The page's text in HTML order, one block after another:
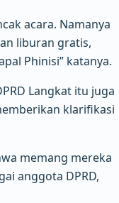
acara. Namanya
liburan gratis,
Phinisi” katanya.
Langkat itu juga
klarifikasi
memang mereka
anggota DPRD,